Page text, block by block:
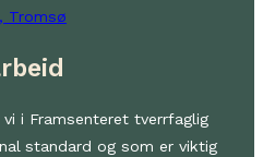
Tromsø
i Framsenteret tverrfaglig
standard og som er viktig